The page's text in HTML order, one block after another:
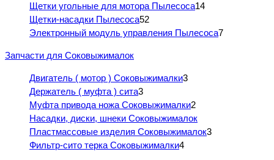
Щетки угольные для мотора Пылесоса14
Щетки-насадки Пылесоса52
Электронный модуль управления Пылесоса7
Запчасти для Соковыжималок
Двигатель ( мотор ) Соковыжималки3
Держатель ( муфта ) сита3
Муфта привода ножа Соковыжималки2
Насадки, диски, шнеки Соковыжималок
Пластмассовые изделия Соковыжималок3
Фильтр-сито терка Соковыжималки4